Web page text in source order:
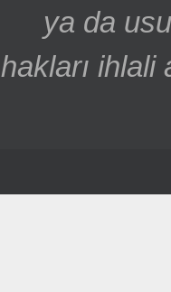
ya da
hakları